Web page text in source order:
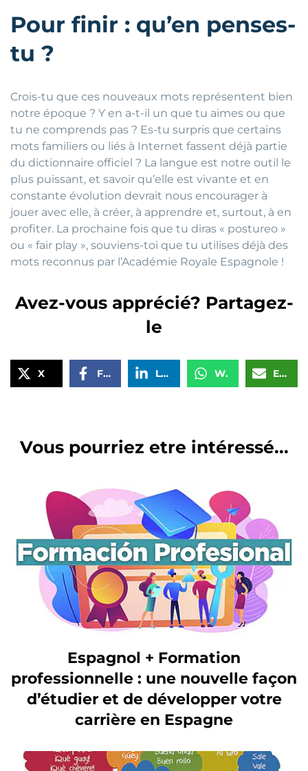
Pour finir : qu’en penses-
tu ?
Crois-tu que ces nouveaux mots représentent bien
notre époque ? Y en a-t-il un que tu aimes ou que
tu ne comprends pas ? Es-tu surpris que certains
mots familiers ou liés à Internet fassent déjà partie
du dictionnaire officiel ? La langue est notre outil le
plus puissant, et savoir qu’elle est vivante et en
constante évolution devrait nous encourager à
jouer avec elle, à créer, à apprendre et, surtout, à en
profiter. La prochaine fois que tu diras « postureo »
ou « fair play », souviens-toi que tu utilises déjà des
mots reconnus par l’Académie Royale Espagnole !
Avez-vous apprécié? Partagez-
le
X Facebook LinkedIn WhatsApp Email
Vous pourriez etre intéressé...
Espagnol + Formation
professionnelle : une nouvelle façon
d’étudier et de développer votre
carrière en Espagne